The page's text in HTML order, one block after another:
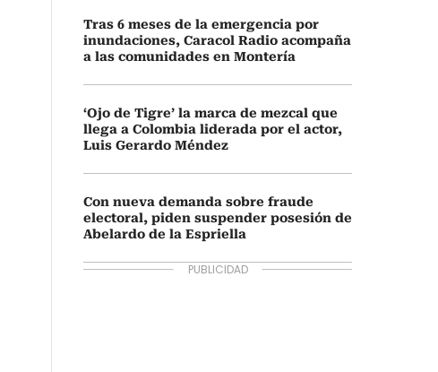
Tras 6 meses de la emergencia por
inundaciones, Caracol Radio acompaña
a las comunidades en Montería
‘Ojo de Tigre’ la marca de mezcal que
llega a Colombia liderada por el actor,
Luis Gerardo Méndez
Con nueva demanda sobre fraude
electoral, piden suspender posesión de
Abelardo de la Espriella